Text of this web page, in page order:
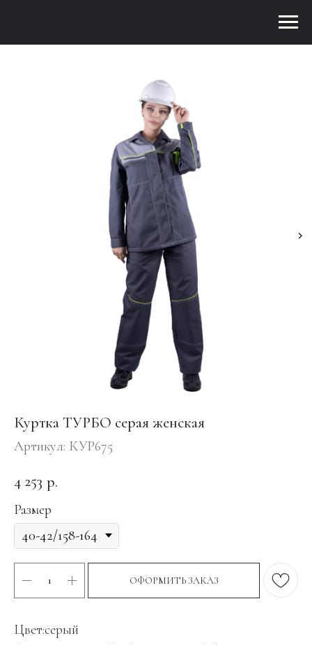
Куртка ТУРБО серая женская
Артикул: КУР675
4 253 р.
Размер
ОФОРМИТЬ ЗАКАЗ
Цвет:серый